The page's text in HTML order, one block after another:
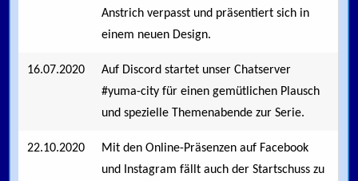
Anstrich verpasst und präsentiert sich in
einem neuen Design.
16.07.2020
Auf Discord startet unser Chatserver
#yuma-city für einen gemütlichen Plausch
und spezielle Themenabende zur Serie.
22.10.2020
Mit den Online-Präsenzen auf Facebook
und Instagram fällt auch der Startschuss zu